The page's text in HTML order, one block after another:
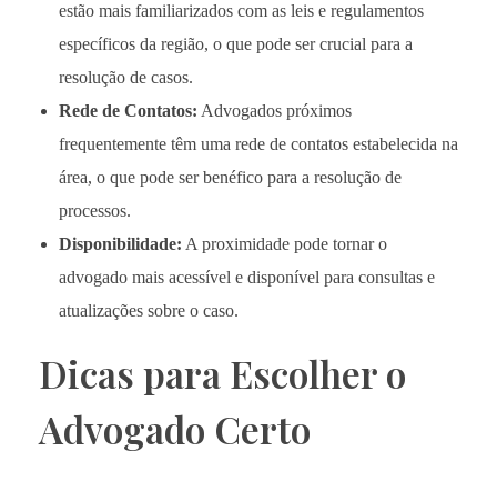
estão mais familiarizados com as leis e regulamentos
específicos da região, o que pode ser crucial para a
resolução de casos.
Rede de Contatos: Advogados próximos
frequentemente têm uma rede de contatos estabelecida na
área, o que pode ser benéfico para a resolução de
processos.
Disponibilidade: A proximidade pode tornar o
advogado mais acessível e disponível para consultas e
atualizações sobre o caso.
Dicas para Escolher o
Advogado Certo